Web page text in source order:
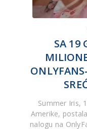
SA 19
Summer Iris,
Amerike,
nalogu na